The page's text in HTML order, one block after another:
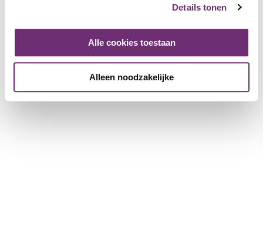
Details tonen
Alle cookies toestaan
Alleen noodzakelijke
Cadeaubon
Werken bij BillyBird